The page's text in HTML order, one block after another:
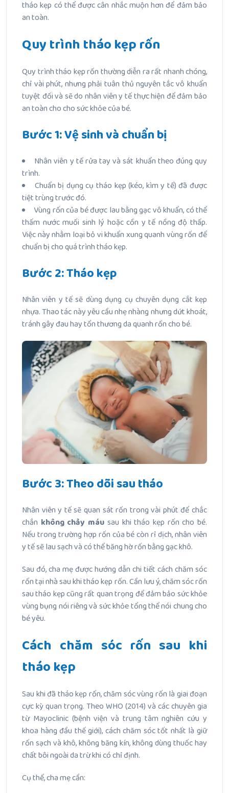
tháo kẹp có thể được cân nhắc muộn hơn để đảm bảo
an toàn.
Quy trình tháo kẹp rốn
Quy trình tháo kẹp rốn thường diễn ra rất nhanh chóng,
chỉ vài phút, nhưng phải tuân thủ nguyên tắc vô khuẩn
tuyệt đối và sẽ do nhân viên y tế thực hiện để đảm bảo
an toàn cho cho sức khỏe của bé.
Bước 1: Vệ sinh và chuẩn bị
Nhân viên y tế rửa tay và sát khuẩn theo đúng quy
trình.
Chuẩn bị dụng cụ tháo kẹp (kéo, kìm y tế) đã được
tiệt trùng trước đó.
Vùng rốn của bé được lau bằng gạc vô khuẩn, có thể
thấm nước muối sinh lý hoặc cồn y tế nồng độ thấp.
Việc này nhằm loại bỏ vi khuẩn xung quanh vùng rốn để
chuẩn bị cho quá trình tháo kẹp.
Bước 2: Tháo kẹp
Nhân viên y tế sẽ dùng dụng cụ chuyên dụng cắt kẹp
nhựa. Thao tác này yêu cầu nhẹ nhàng nhưng dứt khoát,
tránh gây đau hay tổn thương da quanh rốn cho bé.
Bước 3: Theo dõi sau tháo
Nhân viên y tế sẽ quan sát rốn trong vài phút để chắc
chắn không chảy máu sau khi tháo kẹp rốn cho bé.
Nếu trong trường hợp rốn của bé còn rỉ dịch, nhân viên
y tế sẽ lau sạch và có thể băng hờ rốn bằng gạc khô.
Sau đó, cha mẹ được hướng dẫn chi tiết cách chăm sóc
rốn tại nhà sau khi tháo kẹp rốn. Cần lưu ý, chăm sóc rốn
sau tháo kẹp cũng rất quan trọng để đảm bảo sức khỏe
vùng bụng nói riêng và sức khỏe tổng thể nói chung cho
bé yêu.
Cách chăm sóc rốn sau khi
tháo kẹp
Sau khi đã tháo kẹp rốn, chăm sóc vùng rốn là giai đoạn
cực kỳ quan trọng. Theo WHO (2014) và các chuyên gia
từ Mayoclinic (bệnh viện và trung tâm nghiên cứu y
khoa hàng đầu thế giới), cách chăm sóc tốt nhất là giữ
rốn sạch và khô, không băng kín, không dùng thuốc hay
chất bôi ngoài da trừ khi có chỉ định.
Cụ thể, cha mẹ cần: